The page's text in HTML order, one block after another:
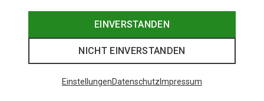
EINVERSTANDEN
NICHT EINVERSTANDEN
EinstellungenDatenschutz Impressum